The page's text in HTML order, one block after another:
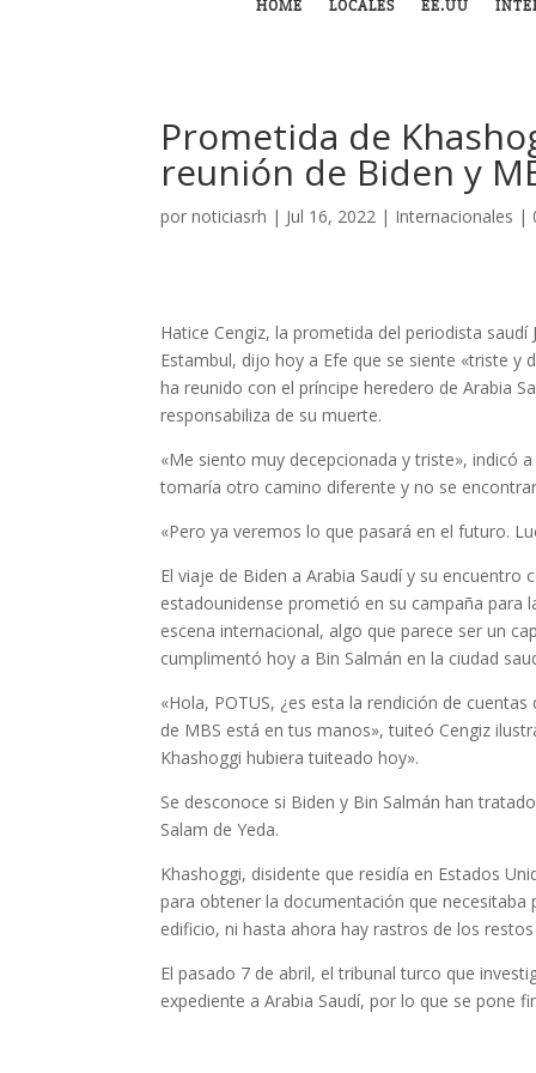
HOME LOCALES EE.UU
Prometida de
reunión de Biden y
pornoticiasrh | Jul 16, 2022 | Internacionales |
Hatice Cengiz, la prometida del periodista
Estambul, dijo hoy a Efe que se siente «triste y
ha reunido con el príncipe heredero de Arabia
responsabiliza de su muerte.
«Me siento muy decepcionada y triste», indicó
tomaría otro camino diferente y no se
«Pero ya veremos lo que pasará en el futuro.
El viaje de Biden a Arabia Saudí y su
estadounidense prometió en su campaña para
escena internacional, algo que parece ser un
cumplimentó hoy a Bin Salmán en la ciudad
«Hola, POTUS, ¿es esta la rendición de
de MBS está en tus manos», tuiteó Cengiz
Khashoggi hubiera tuiteado hoy».
Se desconoce si Biden y Bin Salmán han
Salam de Yeda.
Khashoggi, disidente que residía en Estados
para obtener la documentación que
edificio, ni hasta ahora hay rastros de los
El pasado 7 de abril, el tribunal turco que
expediente a Arabia Saudí, por lo que se pone